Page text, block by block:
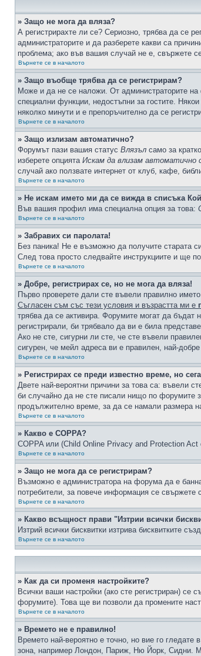
» Защо не мога да вляза?
А регистрирахте ли се? Сериозно, трябва да се
администраторите и да разберете какви са
проблема; ако във вашия случай не е, свържете
Върнете се в началото
» Защо въобще трябва да се регистрирам?
Може и да не се наложи. От администраторите
специални функции, недостъпни за гостите.
няколко минути и е препоръчително да се
Върнете се в началото
» Защо излизам автоматично?
Форумът пази вашия статус Влязъл само за
изберете опцията Искам да влизам автоматично
случай ако ползвате интернет от клуб, кафе,
Върнете се в началото
» Не искам името ми да се вижда в списъка
Във вашия профил има специална опция за това:
Върнете се в началото
» Забравих си паролата!
Без паника! Не е възможно да получите старата
След това просто следвайте инструкциите и ще
Върнете се в началото
» Добре, регистрирах се, но не мога да вляза!
Първо проверете дали сте въвели правилно
Съгласен съм със тези условия и възрастта ми е
трябва да се активира. Форумите могат да бъдат
регистрирали, би трябвало да ви е била
Ако не сте, сигурни ли сте, че сте въвели
сигурен, че мейл адреса ви е правилен, най-
Върнете се в началото
» Регистрирах се преди известно време, но
Двете най-вероятни причини за това са: въвели
би случайно да не сте писали нищо по форумите
продължително време, за да се намали размера
Върнете се в началото
» Какво е COPPA?
COPPA или (Child Online Privacy and Protection
Върнете се в началото
» Защо не мога да се регистрирам?
Възможно е администратора на форума да е
потребители, за повече информация се свържете
Върнете се в началото
» Какво всъщност прави "Изтрии всички
Изтрий всички бисквитки изтрива бисквитките
Върнете се в началото
» Как да си променя настройките?
Всички ваши настройки (ако сте регистриран) се
форумите). Това ще ви позволи да промените
Върнете се в началото
» Времето не е правилно!
Времето най-вероятно е точно, но вие го
зона, например Лондон, Париж, Ню Йорк, Сидни.